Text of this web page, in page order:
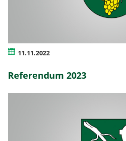
11.11.2022
Referendum 2023